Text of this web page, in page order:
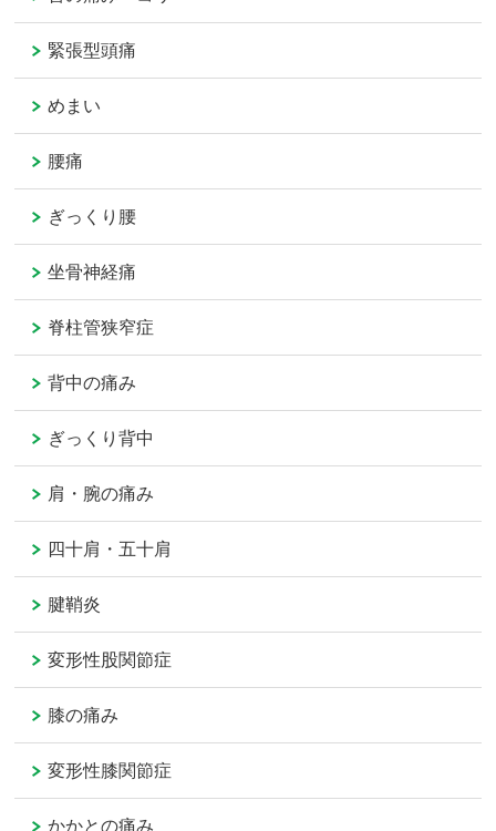
緊張型頭痛
めまい
腰痛
ぎっくり腰
坐骨神経痛
脊柱管狭窄症
背中の痛み
ぎっくり背中
肩・腕の痛み
四十肩・五十肩
腱鞘炎
変形性股関節症
膝の痛み
変形性膝関節症
かかとの痛み